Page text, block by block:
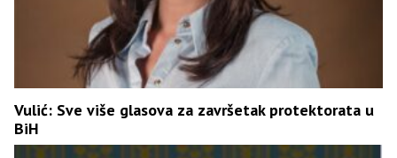
Vulić: Sve više glasova za završetak protektorata u
BiH